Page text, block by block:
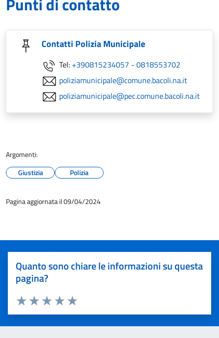
Contatti Polizia Municipale
Tel: +390815234057 - 0818553702
poliziamunicipale@comune.bacoli.na.it
poliziamunicipale@pec.comune.bacoli.na.it
Argomenti:
Giustizia
Polizia
Pagina aggiornata il 09/04/2024
Quanto sono chiare le informazioni su questa
pagina?
Valuta 5 stelle su 5
Valuta 4 stelle su 5
Valuta 3 stelle su 5
Valuta 2 stelle su 5
Valuta 1 stelle su 5